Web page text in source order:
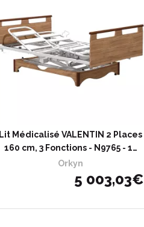
Lit Médicalisé VALENTIN 2 Places
160 cm, 3 Fonctions - N9765 - 1…
Orkyn
5 003,03€